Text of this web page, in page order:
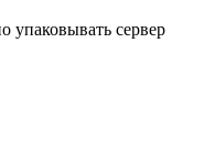
упаковывать сервер